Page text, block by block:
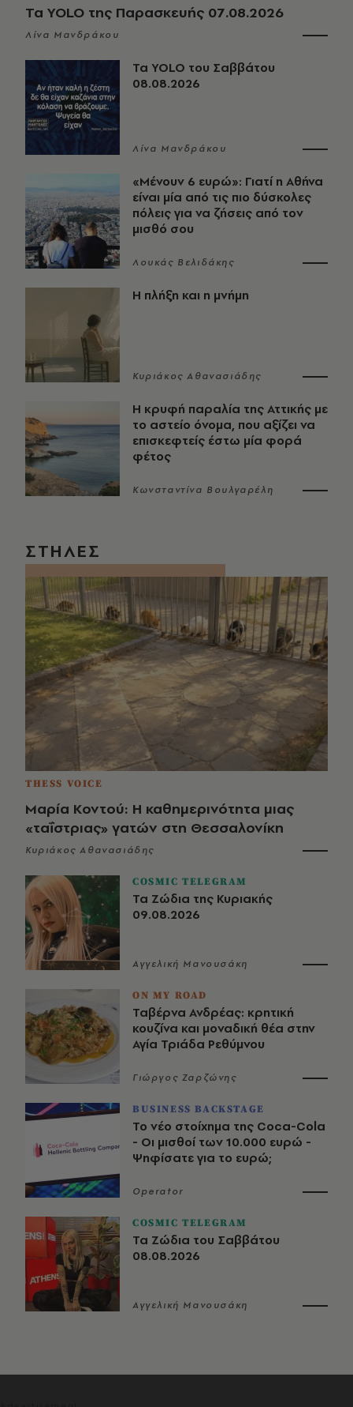
Τα YOLO της Παρασκευής 07.08.2026
Λίνα Μανδράκου
Τα YOLO του Σαββάτου
08.08.2026
Λίνα Μανδράκου
«Μένουν 6 ευρώ»: Γιατί η Αθήνα
είναι μία από τις πιο δύσκολες
πόλεις για να ζήσεις από τον
μισθό σου
Λουκάς Βελιδάκης
Η πλήξη και η μνήμη
Κυριάκος Αθανασιάδης
Η κρυφή παραλία της Αττικής με
το αστείο όνομα, που αξίζει να
επισκεφτείς έστω μία φορά
φέτος
Κωνσταντίνα Βουλγαρέλη
ΣΤΗΛΕΣ
THESS VOICE
Μαρία Κοντού: Η καθημερινότητα μιας
«ταΐστριας» γατών στη Θεσσαλονίκη
Κυριάκος Αθανασιάδης
COSMIC TELEGRAM
Τα Ζώδια της Κυριακής
09.08.2026
Αγγελική Μανουσάκη
ON MY ROAD
Ταβέρνα Ανδρέας: κρητική
κουζίνα και μοναδική θέα στην
Αγία Τριάδα Ρεθύμνου
Γιώργος Ζαρζώνης
BUSINESS BACKSTAGE
Το νέο στοίχημα της Coca-Cola
- Οι μισθοί των 10.000 ευρώ -
Ψηφίσατε για το ευρώ;
Operator
COSMIC TELEGRAM
Τα Ζώδια του Σαββάτου
08.08.2026
Αγγελική Μανουσάκη